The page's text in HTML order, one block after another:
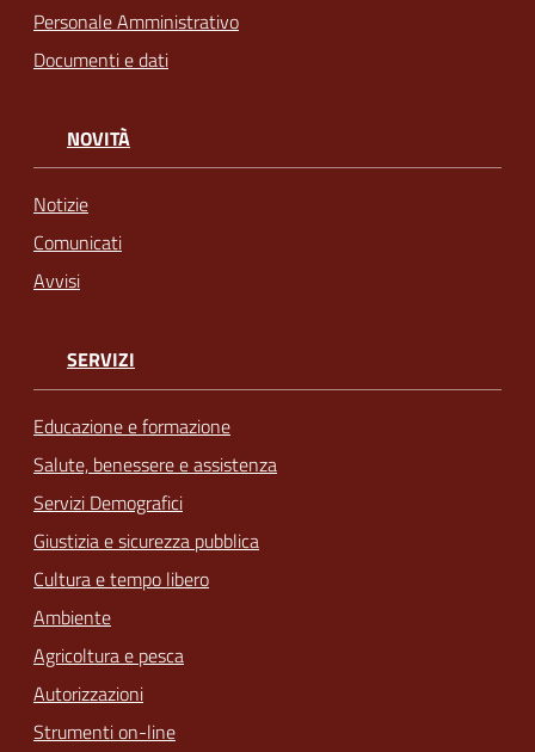
Personale Amministrativo
Documenti e dati
NOVITÀ
Notizie
Comunicati
Avvisi
SERVIZI
Educazione e formazione
Salute, benessere e assistenza
Servizi Demografici
Giustizia e sicurezza pubblica
Cultura e tempo libero
Ambiente
Agricoltura e pesca
Autorizzazioni
Strumenti on-line